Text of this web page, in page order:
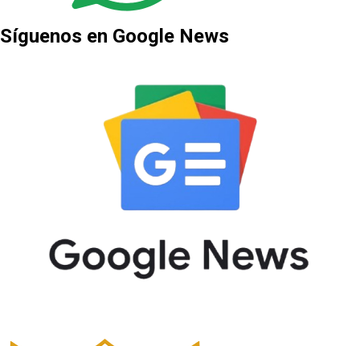
Síguenos en Google News